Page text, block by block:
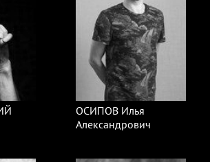
ОСИПОВ Илья
Александрович